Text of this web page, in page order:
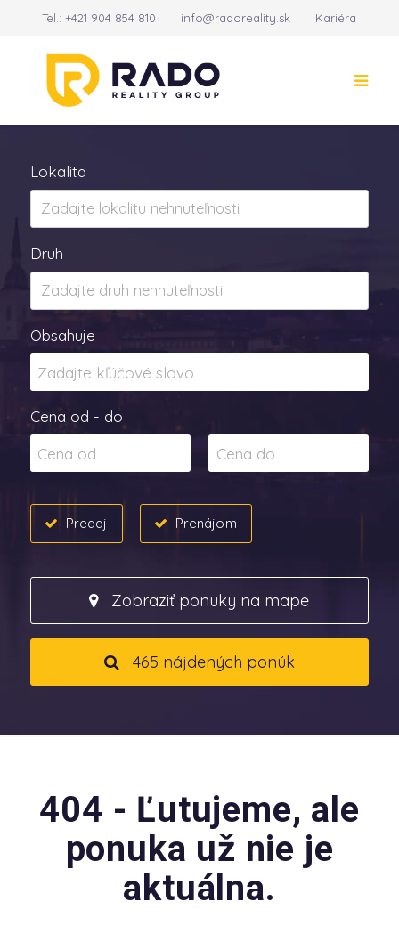
Tel.:+421 904 854 810 info@radoreality.sk Kariéra
Lokalita
Druh
Obsahuje
Cena od - do
Predaj Prenájom
Zobraziť ponuky na mape
465 nájdených ponúk
404 - Ľutujeme, ale
ponuka už nie je
aktuálna.